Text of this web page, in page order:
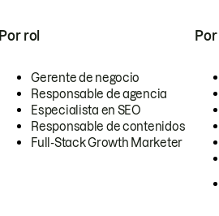
Por rol
Gerente de negocio
Responsable de agencia
Especialista en SEO
Responsable de contenidos
Full-Stack Growth Marketer